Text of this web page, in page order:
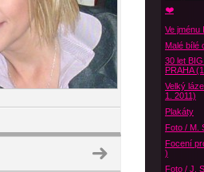
❤️
Ve jménu
Malé bílé
30 let
PRAHA
Velký
1. 2011)
Plakáty
Foto / M.
Focení
)
Foto / J.